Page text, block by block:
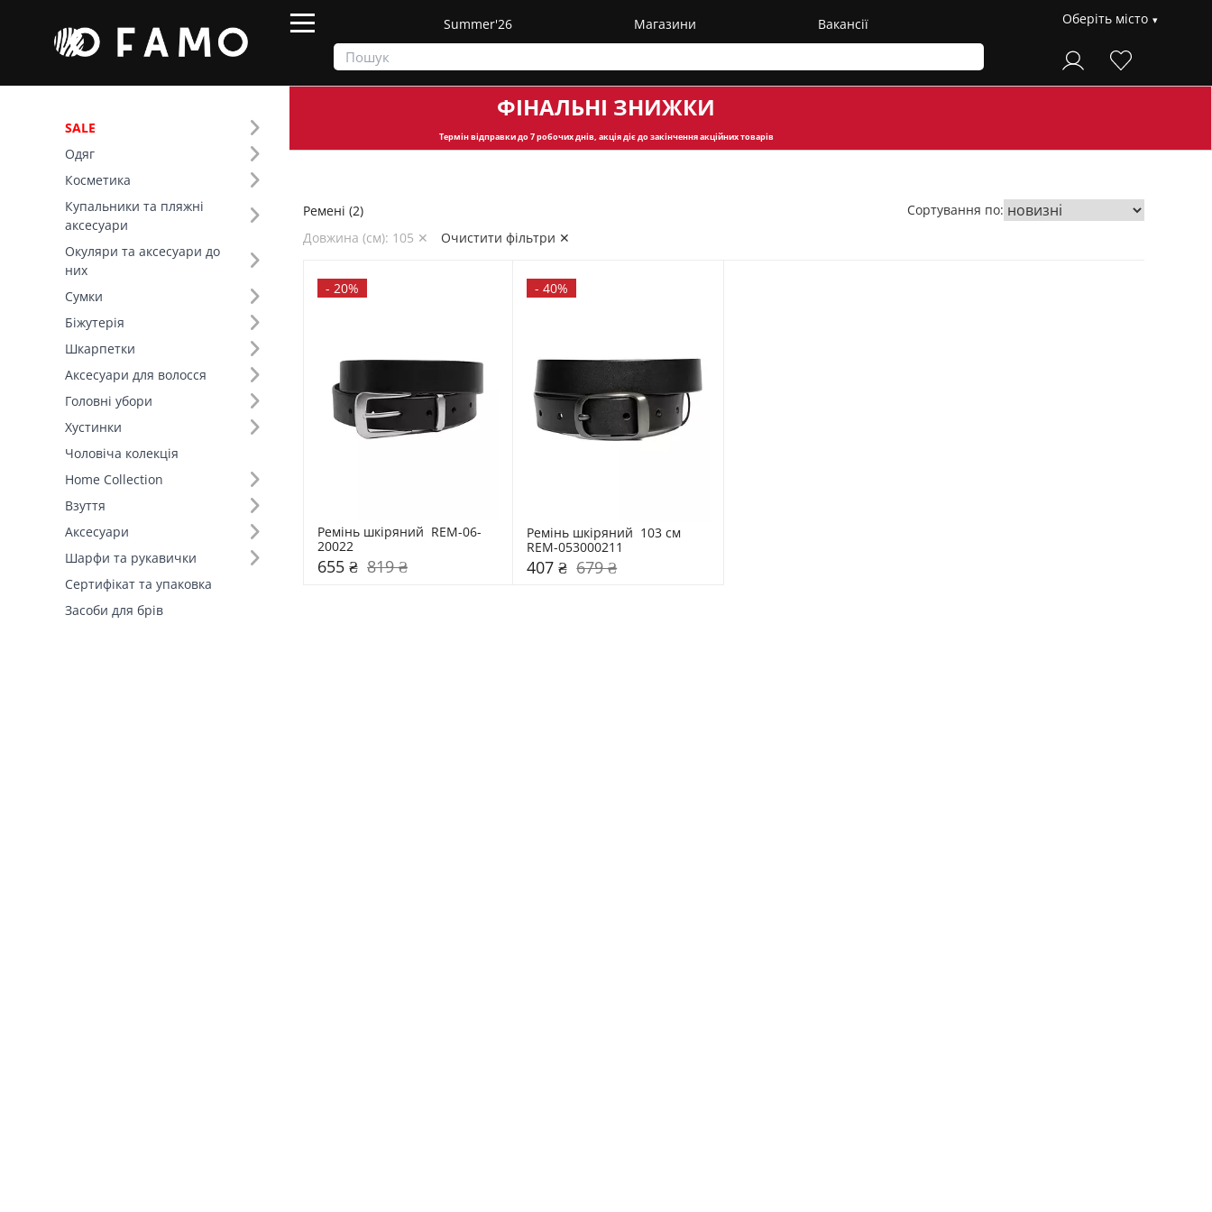
Summer'26 Магазини Вакансії Оберіть місто
SALE
Одяг
Косметика
Купальники та пляжні
аксесуари
Окуляри та аксесуари до
них
Сумки
Біжутерія
Шкарпетки
Аксесуари для волосся
Головні убори
Хустинки
Чоловіча колекція
Home Collection
Взуття
Аксесуари
Шарфи та рукавички
Сертифікат та упаковка
Засоби для брів
ФІНАЛЬНІ ЗНИЖКИ
Термін відправкидо 7 робочих днів, акція діє до закінчення акційних товарів
Фільтр
Ціна
SALE
Основний колір (1)
Застібка (1)
Довжина (см) (11)
Ширина (см) (2)
Тип ременя (1)
Гладкі (2)
Ширина ременя (1)
Широкі (2)
Ремені (2)
Довжина (см): 105 ✕
Очистити фільтри ✕
Сортування по:
- 20%
Ремінь шкіряний  REM-06-
20022
655 ₴ 819 ₴
-40%
Ремінь шкіряний  103 см
REM-053000211
407 ₴ 679 ₴